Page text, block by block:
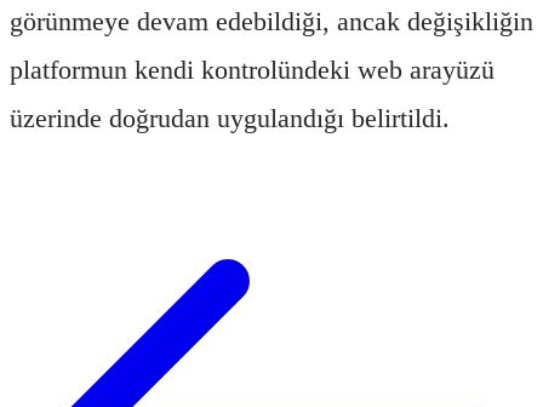
görünmeye devam edebildiği, ancak değişikliğin
platformun kendi kontrolündeki web arayüzü
üzerinde doğrudan uygulandığı belirtildi.